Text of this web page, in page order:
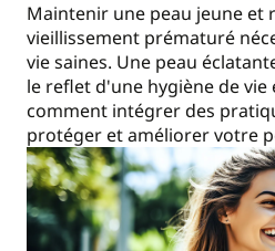
Maintenir une peau jeune et
vieillissement prématuré
vie saines. Une peau
le reflet d'une hygiène de vie
comment intégrer des
protéger et améliorer votre